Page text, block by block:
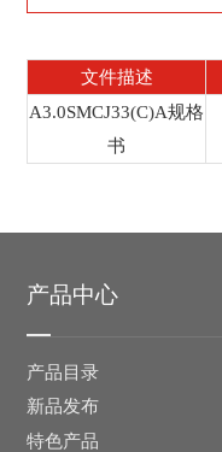
文件描述
A3.0SMCJ33(C)A规格
书
产品中心
产品目录
新品发布
特色产品